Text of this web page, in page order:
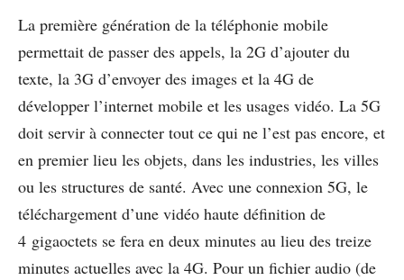
La première génération de la téléphonie mobile
permettait de passer des appels, la 2G d’ajouter du
texte, la 3G d’envoyer des images et la 4G de
développer l’internet mobile et les usages vidéo. La 5G
doit servir à connecter tout ce qui ne l’est pas encore, et
en premier lieu les objets, dans les industries, les villes
ou les structures de santé. Avec une connexion 5G, le
téléchargement d’une vidéo haute déﬁnition de
4 gigaoctets se fera en deux minutes au lieu des treize
minutes actuelles avec la 4G. Pour un ﬁchier audio (de